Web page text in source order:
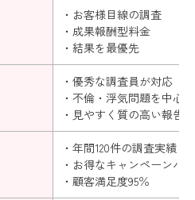
・お客様目線の調査
・成果報酬型料金
・結果を最優先
・優秀な調査員が対応
・不倫・浮気問題を中心
・見やすく質の高い報告書
・年間120件の調査実績
・お得なキャンペーンパ
・顧客満足度95％